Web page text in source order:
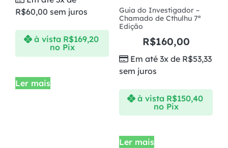
com juros
R$556,60
11x deR$51,09
561,99
R$60,00 sem juros
à vista R$169,20
no Pix
Ler mais
Guia do Investigador –
Chamado de Cthulhu 7ª
Edição
R$160,00
Em até 3x de R$53,33
sem juros
à vista R$150,40
no Pix
Ler mais